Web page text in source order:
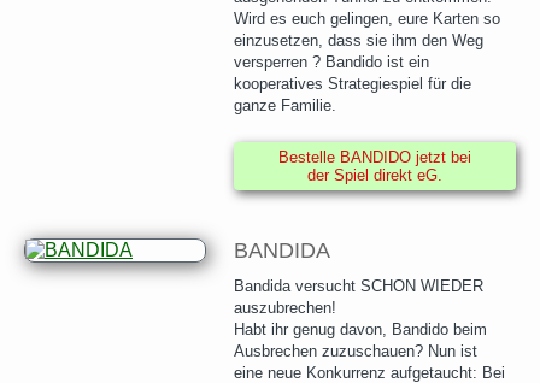
Wird es euch gelingen, eure Karten so
einzusetzen, dass sie ihm den Weg
versperren ? Bandido ist ein
kooperatives Strategiespiel für die
ganze Familie.
Bestelle BANDIDO jetzt bei
der Spiel direkt eG.
BANDIDA
Bandida versucht SCHON WIEDER
auszubrechen!
Habt ihr genug davon, Bandido beim
Ausbrechen zuzuschauen? Nun ist
eine neue Konkurrenz aufgetaucht: Bei